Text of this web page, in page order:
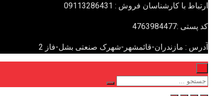
ارتباط با کارشناسان فروش : 09113286431
کد پستی :4763984477
آدرس : مازندران-قائمشهر-شهرک صنعتی بشل-فاز 2